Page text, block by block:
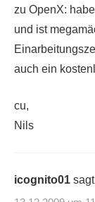
zu OpenX:
und ist
auch ein
cu,
Nils
icognito01